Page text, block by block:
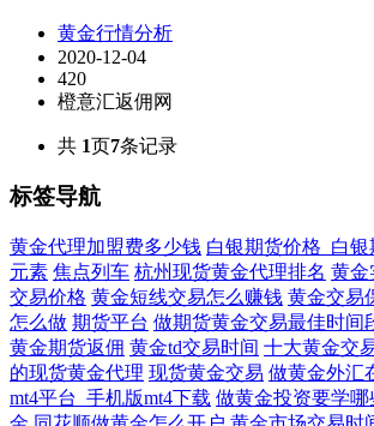
黄金行情分析
2020-12-04
420
橙意汇返佣网
共 1页7条记录
标签导航
黄金代理加盟费多少钱 白银期货价格_白
元素 焦点列车 杭州现货黄金代理排名 黄金
交易价格 黄金短线交易怎么赚钱 黄金交易
怎么做 期货平台 做期货黄金交易最佳时间
黄金期货返佣 黄金td交易时间 十大黄金交
的现货黄金代理 现货黄金交易 做黄金外汇
mt4平台_手机版mt4下载 做黄金投资要学哪